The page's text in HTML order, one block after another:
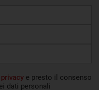
e presto il consenso
dati personali